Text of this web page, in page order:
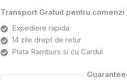
Transport Gratuit pentru
Expediere rapida
14 zile drept de retur
Plata Ramburs si cu Cardul